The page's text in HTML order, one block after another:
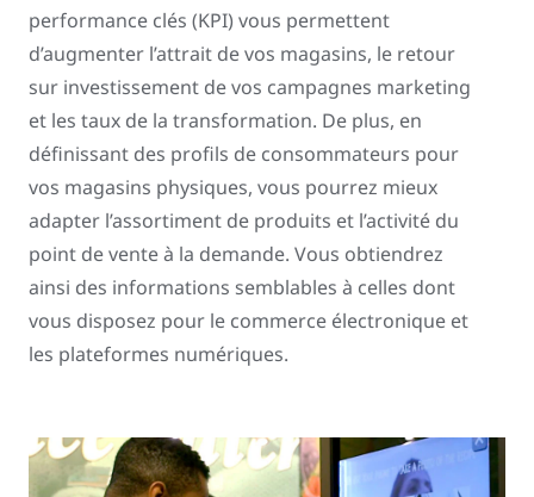
performance clés (KPI) vous permettent
d’augmenter l’attrait de vos magasins, le retour
sur investissement de vos campagnes marketing
et les taux de la transformation. De plus, en
définissant des profils de consommateurs pour
vos magasins physiques, vous pourrez mieux
adapter l’assortiment de produits et l’activité du
point de vente à la demande. Vous obtiendrez
ainsi des informations semblables à celles dont
vous disposez pour le commerce électronique et
les plateformes numériques.